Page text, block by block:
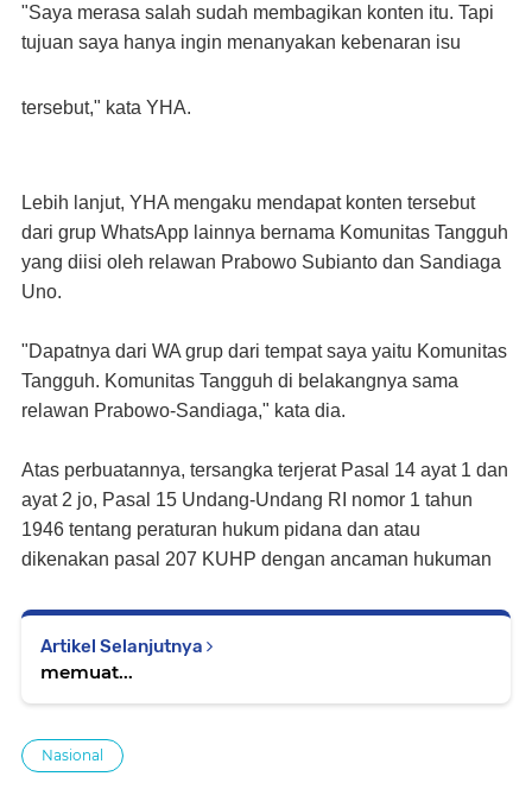
"Saya merasa salah sudah membagikan konten itu. Tapi
tujuan saya hanya ingin menanyakan kebenaran isu
tersebut," kata YHA.
Lebih lanjut, YHA mengaku mendapat konten tersebut
dari grup WhatsApp lainnya bernama Komunitas Tangguh
yang diisi oleh relawan Prabowo Subianto dan Sandiaga
Uno.
"Dapatnya dari WA grup dari tempat saya yaitu Komunitas
Tangguh. Komunitas Tangguh di belakangnya sama
relawan Prabowo-Sandiaga," kata dia.
Atas perbuatannya, tersangka terjerat Pasal 14 ayat 1 dan
ayat 2 jo, Pasal 15 Undang-Undang RI nomor 1 tahun
1946 tentang peraturan hukum pidana dan atau
dikenakan pasal 207 KUHP dengan ancaman hukuman
Artikel Selanjutnya
memuat...
Nasional